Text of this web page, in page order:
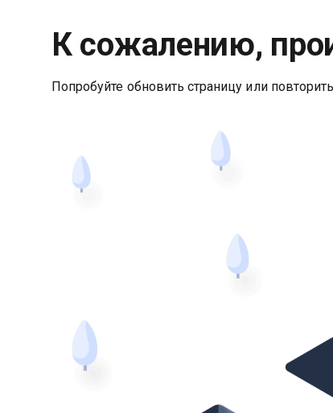
К сожалению,
Попробуйте обновить страницу или